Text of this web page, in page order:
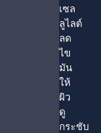
เซล
ลูไลต์
ลด
ไข
มัน
ให้
ผิว
ดู
กระชับ